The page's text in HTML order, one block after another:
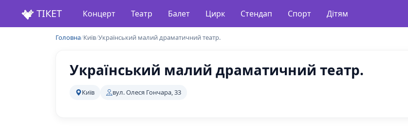
ТІКЕТ Концерт Театр Балет Цирк Стендап Спорт Дітям
Головна/Київ/Український малий драматичний театр.
Український малий драматичний театр.
Київ вул. Олеся Гончара, 33